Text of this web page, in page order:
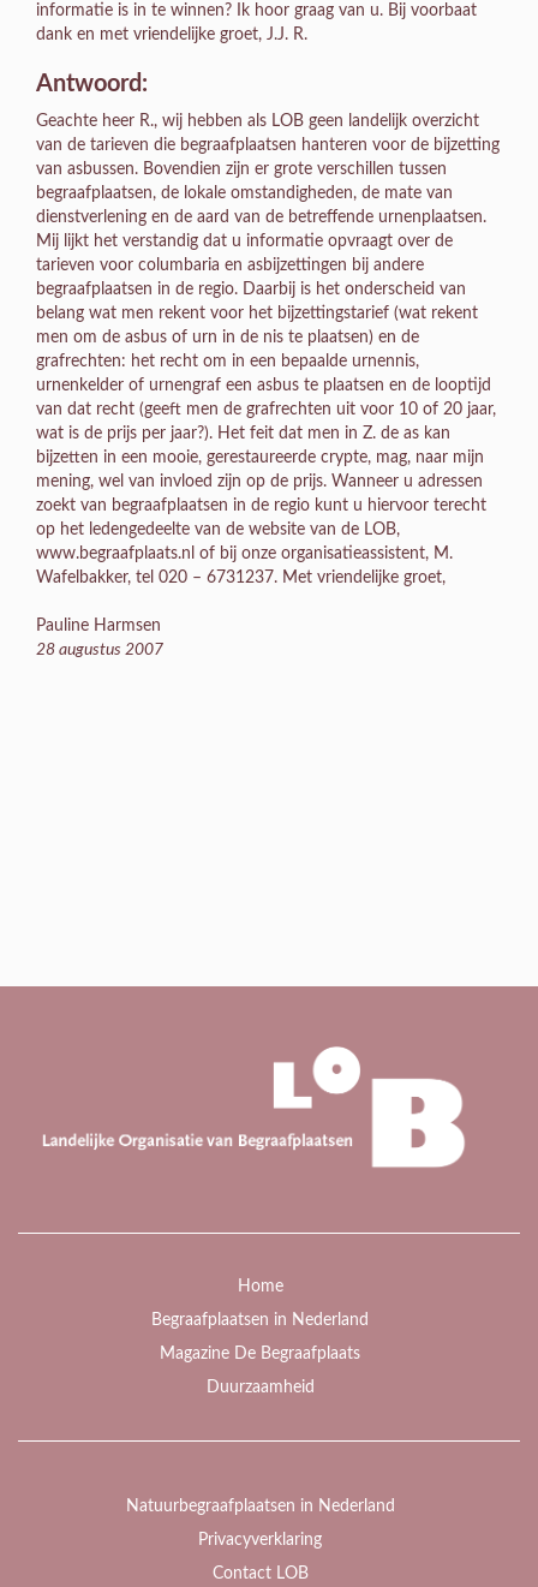
informatie is in te winnen? Ik hoor graag van u. Bij voorbaat
dank en met vriendelijke groet, J.J. R.
Antwoord:
Geachte heer R., wij hebben als LOB geen landelijk overzicht
van de tarieven die begraafplaatsen hanteren voor de bijzetting
van asbussen. Bovendien zijn er grote verschillen tussen
begraafplaatsen, de lokale omstandigheden, de mate van
dienstverlening en de aard van de betreffende urnenplaatsen.
Mij lijkt het verstandig dat u informatie opvraagt over de
tarieven voor columbaria en asbijzettingen bij andere
begraafplaatsen in de regio. Daarbij is het onderscheid van
belang wat men rekent voor het bijzettingstarief (wat rekent
men om de asbus of urn in de nis te plaatsen) en de
grafrechten: het recht om in een bepaalde urnennis,
urnenkelder of urnengraf een asbus te plaatsen en de looptijd
van dat recht (geeft men de grafrechten uit voor 10 of 20 jaar,
wat is de prijs per jaar?). Het feit dat men in Z. de as kan
bijzetten in een mooie, gerestaureerde crypte, mag, naar mijn
mening, wel van invloed zijn op de prijs. Wanneer u adressen
zoekt van begraafplaatsen in de regio kunt u hiervoor terecht
op het ledengedeelte van de website van de LOB,
www.begraafplaats.nl of bij onze organisatieassistent, M.
Wafelbakker, tel 020 – 6731237. Met vriendelijke groet,
Pauline Harmsen
28 augustus 2007
Home
Begraafplaatsen in Nederland
Magazine De Begraafplaats
Duurzaamheid
Natuurbegraafplaatsen in Nederland
Privacyverklaring
Contact LOB